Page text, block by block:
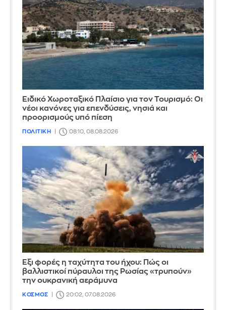
Ειδικό Χωροταξικό Πλαίσιο για τον Τουρισμό: Οι
νέοι κανόνες για επενδύσεις, νησιά και
προορισμούς υπό πίεση
ΠΟΛΙΤΙΚΗ 08:10, 08.08.2026
Έξι φορές η ταχύτητα του ήχου: Πώς οι
βαλλιστικοί πύραυλοι της Ρωσίας «τρυπούν»
την ουκρανική αεράμυνα
ΚΟΣΜΟΣ 20:02, 07.08.2026